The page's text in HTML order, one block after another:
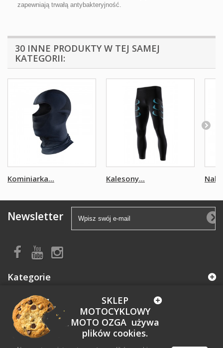
zapewniają trwałą antybakteryjność.
30 INNE PRODUKTY W TEJ SAMEJ
KATEGORII:
Kominiarka... Kalesony...
Newsletter
Kategorie
Informacja
Moje konto
SKLEP
MOTOCYKLOWY
MOTO OZGA używa
plików cookies.